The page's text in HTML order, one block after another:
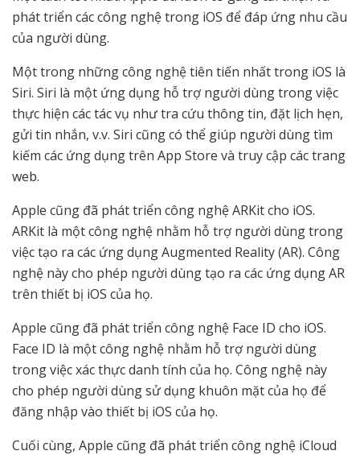
phát triển các công nghệ trong iOS để đáp ứng nhu cầu
của người dùng.
Một trong những công nghệ tiên tiến nhất trong iOS là
Siri. Siri là một ứng dụng hỗ trợ người dùng trong việc
thực hiện các tác vụ như tra cứu thông tin, đặt lịch hẹn,
gửi tin nhắn, v.v. Siri cũng có thể giúp người dùng tìm
kiếm các ứng dụng trên App Store và truy cập các trang
web.
Apple cũng đã phát triển công nghệ ARKit cho iOS.
ARKit là một công nghệ nhằm hỗ trợ người dùng trong
việc tạo ra các ứng dụng Augmented Reality (AR). Công
nghệ này cho phép người dùng tạo ra các ứng dụng AR
trên thiết bị iOS của họ.
Apple cũng đã phát triển công nghệ Face ID cho iOS.
Face ID là một công nghệ nhằm hỗ trợ người dùng
trong việc xác thực danh tính của họ. Công nghệ này
cho phép người dùng sử dụng khuôn mặt của họ để
đăng nhập vào thiết bị iOS của họ.
Cuối cùng, Apple cũng đã phát triển công nghệ iCloud